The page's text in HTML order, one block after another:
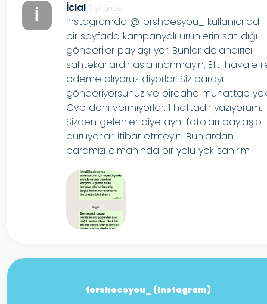
İ İclal 3 yıl önce
İnstagramda @forshoesyou_ kullanıcı adlı
bir sayfada kampanyalı ürünlerin satıldığı
gönderiler paylaşılıyor. Bunlar dolandırıcı
sahtekarlardır asla inanmayın. Eft-havale
ödeme alıyoruz diyorlar. Siz parayı
gönderiyorsunuz ve birdaha muhattap
Cvp dahi vermiyorlar. 1 haftadır yazıyorum.
Sizden gelenler diye aynı fotoları paylaşıp
duruyorlar. İtibar etmeyin. Bunlardan
paramızı almanında bir yolu yok sanırım
forshoesyou_ (Instagram)